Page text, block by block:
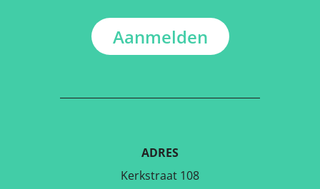
Aanmelden
ADRES
Kerkstraat 108